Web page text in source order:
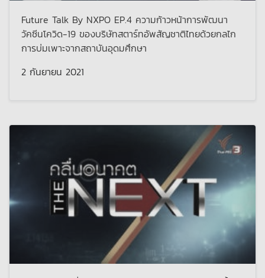
Future Talk By NXPO EP.4 ความก้าวหน้าการพัฒนา
วัคซีนโควิด-19 ของบริษัทสตาร์ทอัพสัญชาติไทยด้วยกลไก
การบ่มเพาะจากสถาบันอุดมศึกษา
2 กันยายน 2021